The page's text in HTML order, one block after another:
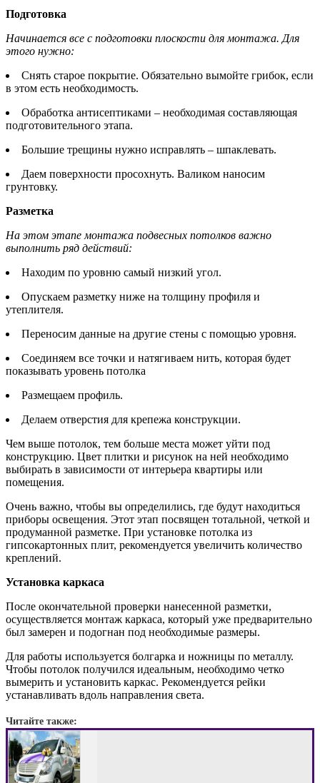
Подготовка
Начинается все с подготовки плоскости для монтажа. Для
этого нужно:
Снять старое покрытие. Обязательно вымойте грибок, если
в этом есть необходимость.
Обработка антисептиками – необходимая составляющая
подготовительного этапа.
Большие трещины нужно исправлять – шпаклевать.
Даем поверхности просохнуть. Валиком наносим
грунтовку.
Разметка
На этом этапе монтажа подвесных потолков важно
выполнить ряд действий:
Находим по уровню самый низкий угол.
Опускаем разметку ниже на толщину профиля и
утеплителя.
Переносим данные на другие стены с помощью уровня.
Соединяем все точки и натягиваем нить, которая будет
показывать уровень потолка
Размещаем профиль.
Делаем отверстия для крепежа конструкции.
Чем выше потолок, тем больше места может уйти под
конструкцию. Цвет плитки и рисунок на ней необходимо
выбирать в зависимости от интерьера квартиры или
помещения.
Очень важно, чтобы вы определились, где будут находиться
приборы освещения. Этот этап посвящен тотальной, четкой и
продуманной разметке. При установке потолка из
гипсокартонных плит, рекомендуется увеличить количество
креплений.
Установка каркаса
После окончательной проверки нанесенной разметки,
осуществляется монтаж каркаса, который уже предварительно
был замерен и подогнан под необходимые размеры.
Для работы используется болгарка и ножницы по металлу.
Чтобы потолок получился идеальным, необходимо четко
вымерить и установить каркас. Рекомендуется рейки
устанавливать вдоль направления света.
Читайте также: